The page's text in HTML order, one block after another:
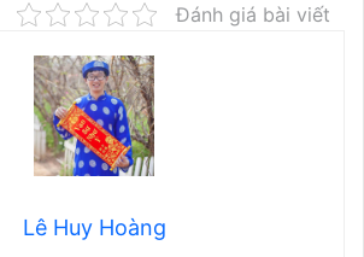
Đánh giá bài viết
Lê Huy Hoàng